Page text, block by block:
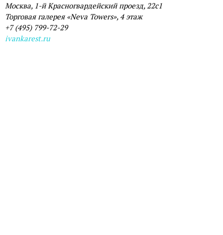
Москва, 1-й Красногвардейский проезд, 22с1
Торговая галерея «Neva Towers», 4 этаж
+7 (495) 799-72-29
ivankarest.ru